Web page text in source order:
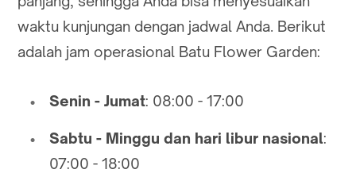
waktu kunjungan dengan jadwal Anda. Berikut
adalah jam operasional Batu Flower Garden:
Senin - Jumat: 08:00 - 17:00
Sabtu - Minggu dan hari libur nasional:
07:00 - 18:00